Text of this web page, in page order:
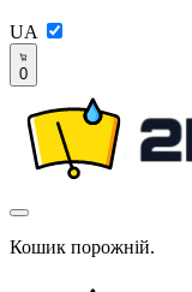
UA
0
Кошик порожній.